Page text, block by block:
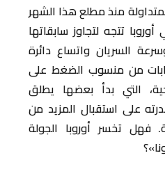
منذ مطلع هذا الشهر
تتجه لتجاوز سابقاتها
السريان واتساع دائرة
من منسوب الضغط على
التي بدأ بعضها يطلق
على استقبال المزيد من
فهل تخسر أوروبا الجولة